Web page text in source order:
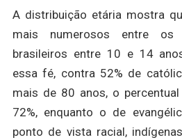
A distribuição etária mostra
mais numerosos entre os
brasileiros entre 10 e 14
essa fé, contra 52% de
mais de 80 anos, o
72%, enquanto o de
ponto de vista racial,